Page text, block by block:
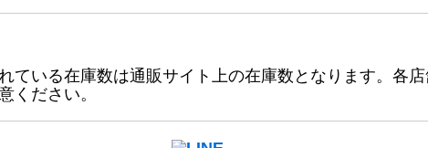
ている在庫数は通販サイト上の在庫数となります。各
ください。